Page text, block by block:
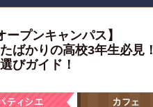
プンキャンパス】
ばかりの高校3年生必見！
びガイド！